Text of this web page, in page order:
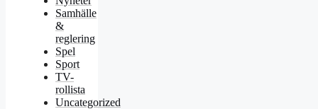
Samhälle
&
reglering
Spel
Sport
TV-
rollista
Uncategorized